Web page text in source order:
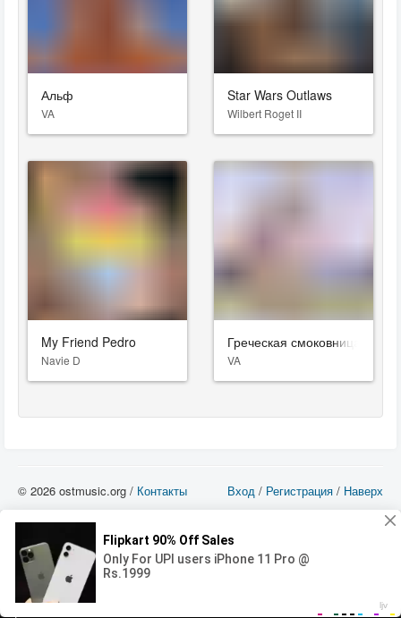
Error loading media: File could not be played 00:00
Альф
VA
Star Wars Outlaws
Wilbert Roget II
My Friend Pedro
Navie D
Греческая смоковница
VA
Вход / Регистрация / Наверх
© 2026 ostmusic.org / Контакты
можете использовать такие материалы только в том в случае, если
использование производится с ознакомительными целями - для прочих целей
вы должны приобрести лицензионную запись.